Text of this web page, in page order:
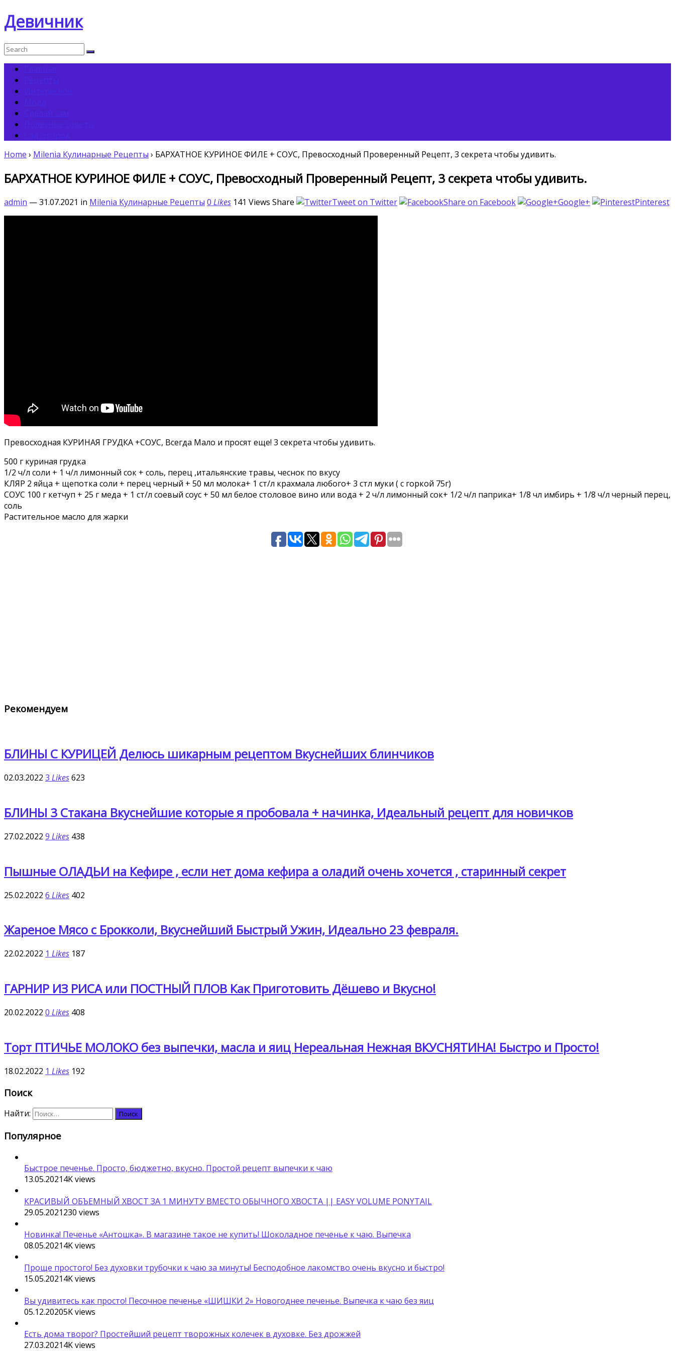
Девичник
Home › Milenia Кулинарные Pецепты › БАРХАТНОЕ КУРИНОЕ ФИЛЕ + СОУС, Превосходный Проверенный Рецепт, 3 секрета чтобы удивить.
БАРХАТНОЕ КУРИНОЕ ФИЛЕ + СОУС, Превосходный Проверенный Рецепт, 3 секрета чтобы удивить.
admin — 31.07.2021 in Milenia Кулинарные Pецепты 0 Likes 141 Views Share Tweet on Twitter Share on Facebook Google+ Pinterest
Превосходная КУРИНАЯ ГРУДКА +СОУС, Всегда Мало и просят еще! 3 секрета чтобы удивить.
500 г куриная грудка
1/2 ч/л соли + 1 ч/л лимонный сок + соль, перец ,итальянские травы, чеснок по вкусу
КЛЯР 2 яйца + щепотка соли + перец черный + 50 мл молока+ 1 ст/л крахмала любого+ 3 стл муки ( с горкой 75г)
СОУС 100 г кетчуп + 25 г меда + 1 ст/л соевый соус + 50 мл белое столовое вино или вода + 2 ч/л лимонный сок+ 1/2 ч/л паприка+ 1/8 чл имбирь + 1/8 ч/л черный перец,
соль
Растительное масло для жарки
Рекомендуем
БЛИНЫ С КУРИЦЕЙ Делюсь шикарным рецептом Вкуснейших блинчиков
02.03.2022 3 Likes623
БЛИНЫ 3 Стакана Вкуснейшие которые я пробовала + начинка, Идеальный рецепт для новичков
27.02.2022 9 Likes 438
Пышные ОЛАДЬИ на Кефире , если нет дома кефира а оладий очень хочется , старинный секрет
25.02.2022 6 Likes 402
Жареное Мясо с Брокколи, Вкуснейший Быстрый Ужин, Идеально 23 февраля.
22.02.2022 1 Likes 187
ГАРНИР ИЗ РИСА или ПОСТНЫЙ ПЛОВ Как Приготовить Дёшево и Вкусно!
20.02.2022 0 Likes 408
Торт ПТИЧЬЕ МОЛОКО без выпечки, масла и яиц Нереальная Нежная ВКУСНЯТИНА! Быстро и Просто!
18.02.2022 1 Likes 192
Поиск
Найти:
Популярное
Быстрое печенье. Просто, бюджетно, вкусно. Простой рецепт выпечки к чаю
13.05.20214Kviews
КРАСИВЫЙ ОБЪЕМНЫЙ ХВОСТ ЗА 1 МИНУТУ ВМЕСТО ОБЫЧНОГО ХВОСТА || EASY VOLUME PONYTAIL
29.05.2021230 views
Новинка! Печенье «Антошка». В магазине такое не купить! Шоколадное печенье к чаю. Выпечка
08.05.20214Kviews
Проще простого! Без духовки трубочки к чаю за минуты! Бесподобное лакомство очень вкусно и быстро!
15.05.20214Kviews
Вы удивитесь как просто! Песочное печенье «ШИШКИ 2» Новогоднее печенье. Выпечка к чаю без яиц
05.12.20205Kviews
Есть дома творог? Простейший рецепт творожных колечек в духовке. Без дрожжей
27.03.20214Kviews